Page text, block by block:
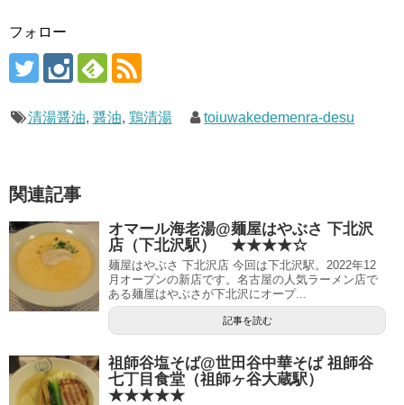
フォロー
清湯醤油, 醤油, 鶏清湯 toiuwakedemenra-desu
関連記事
オマール海老湯@麺屋はやぶさ 下北沢
店（下北沢駅） ★★★★☆
麺屋はやぶさ 下北沢店 今回は下北沢駅。2022年12
月オープンの新店です。名古屋の人気ラーメン店で
ある麺屋はやぶさが下北沢にオープ...
記事を読む
祖師谷塩そば@世田谷中華そば 祖師谷
七丁目食堂（祖師ヶ谷大蔵駅）
★★★★★